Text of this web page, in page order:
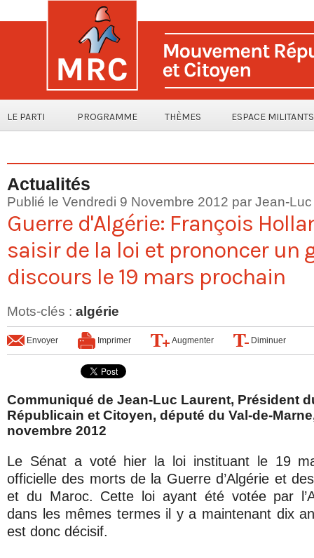
LE PARTI PROGRAMME THÈMES ESPACE MILITANTS
Actualités
Publié le Vendredi 9 Novembre 2012 par Jean-
Guerre d'Algérie: François
saisir de la loi et prononcer un
discours le 19 mars prochain
Mots-clés : algérie
Envoyer Imprimer Augmenter Diminuer
Communiqué de Jean-Luc Laurent, Président
Républicain et Citoyen, député du Val-de-
novembre 2012
Le Sénat a voté hier la loi instituant le 19
officielle des morts de la Guerre d’Algérie et
et du Maroc. Cette loi ayant été votée par
dans les mêmes termes il y a maintenant dix
est donc décisif.